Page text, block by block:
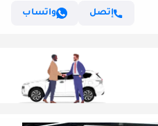
إتصل
واتساب